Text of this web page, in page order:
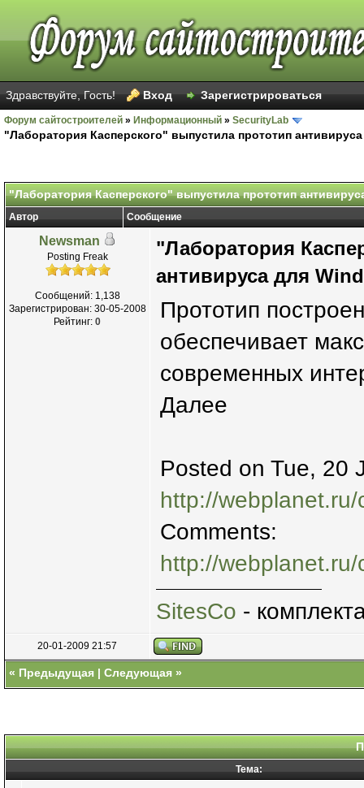
Здравствуйте, Гость! Вход Зарегистрироваться
Форум сайтостроителей » Информационный » SecurityLab
"Лаборатория Касперского" выпустила прототип
"Лаборатория Касперского" выпустила прототип
Автор Сообщение
Newsman
Posting Freak
Сообщений: 1,138
Зарегистрирован: 30-05-2008
Рейтинг:0
"Лаборатория
антивируса для
Прототип
обеспечивает
современных
Далее
Posted on Tue, 20
http://
Comments:
http://
SitesCo -
20-01-2009 21:57
« Предыдущая | Следующая »
Тема: